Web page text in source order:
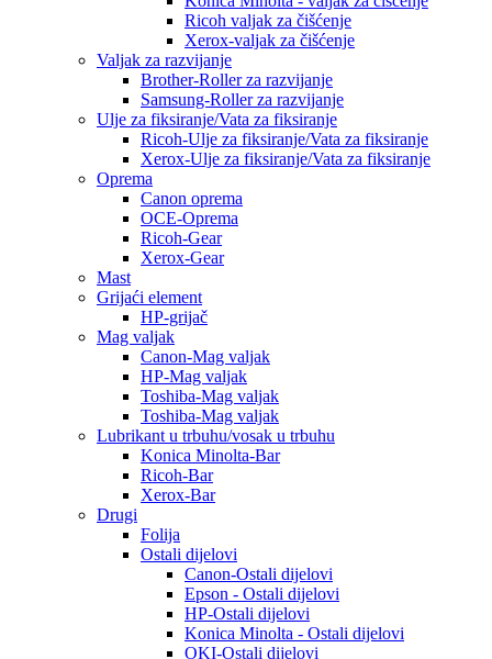
Ricoh valjak za čišćenje
Xerox-valjak za čišćenje
Valjak za razvijanje
Brother-Roller za razvijanje
Samsung-Roller za razvijanje
Ulje za fiksiranje/Vata za fiksiranje
Ricoh-Ulje za fiksiranje/Vata za fiksiranje
Xerox-Ulje za fiksiranje/Vata za fiksiranje
Oprema
Canon oprema
OCE-Oprema
Ricoh-Gear
Xerox-Gear
Mast
Grijaći element
HP-grijač
Mag valjak
Canon-Mag valjak
HP-Mag valjak
Toshiba-Mag valjak
Toshiba-Mag valjak
Lubrikant u trbuhu/vosak u trbuhu
Konica Minolta-Bar
Ricoh-Bar
Xerox-Bar
Drugi
Folija
Ostali dijelovi
Canon-Ostali dijelovi
Epson - Ostali dijelovi
HP-Ostali dijelovi
Konica Minolta - Ostali dijelovi
OKI-Ostali dijelovi